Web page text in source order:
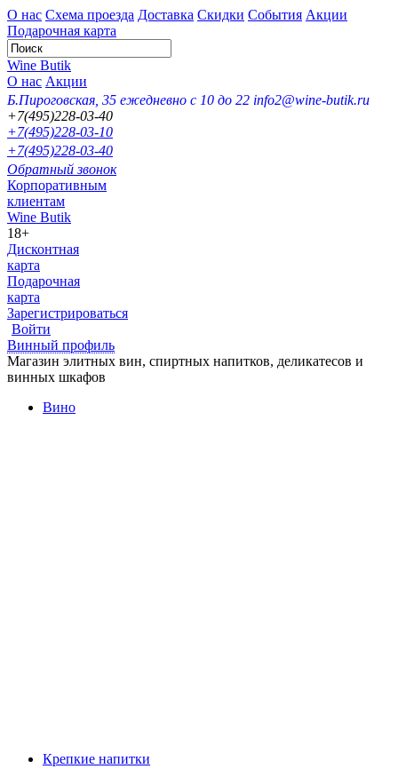
О нас Схема проезда Доставка Скидки События Акции
Подарочная карта
Wine Butik
О нас Акции
Б.Пироговская, 35 ежедневно с 10 до 22 info2@wine-butik.ru
+7(495)228-03-40
+7(495)228-03-10
+7(495)228-03-40
Обратный звонок
Корпоративным
клиентам
Wine Butik
18+
Дисконтная
карта
Подарочная
карта
Зарегистрироваться
Войти
Винный профиль
Магазин элитных вин, спиртных напитков, деликатесов и
винных шкафов
Вино
Крепкие напитки